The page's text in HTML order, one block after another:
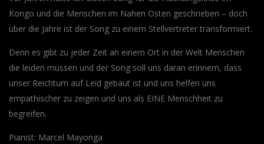
Kongo und die Menschen im Nahen Osten geschrieben – doch
über die Jahre ist der Song zu einem Stellvertreter transformiert.
Denn es gibt zu jeder Zeit an einem Ort in der Welt Menschen
die leiden müssen und der Song soll uns daran erinnern, dass
unser Reichtum auf Leid gebaut ist und uns helfen uns
empathischer zu zeigen und uns als EINE Menschheit zu
begreifen.
Pianist: Marcel Mayonga